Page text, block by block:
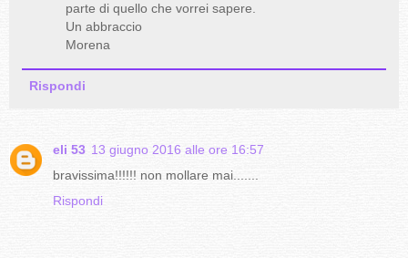
parte di quello che vorrei sapere.
Un abbraccio
Morena
Rispondi
eli 53 13 giugno 2016 alle ore 16:57
bravissima!!!!!! non mollare mai.......
Rispondi